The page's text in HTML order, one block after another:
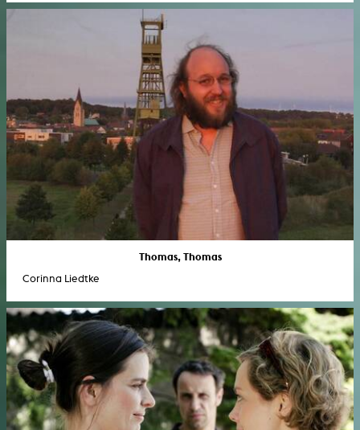
Thomas, Thomas
Corinna Liedtke